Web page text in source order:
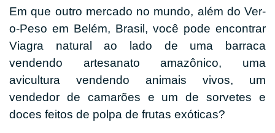
Em que outro mercado no mundo, além do Ver-
o-Peso em Belém, Brasil, você pode encontrar
Viagra natural ao lado de uma barraca
vendendo artesanato amazônico, uma
avicultura vendendo animais vivos, um
vendedor de camarões e um de sorvetes e
doces feitos de polpa de frutas exóticas?